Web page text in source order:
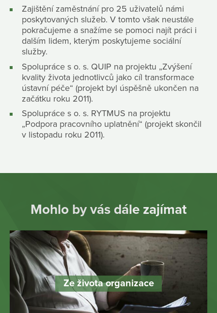
Zajištění zaměstnání pro 25 uživatelů námi
poskytovaných služeb. V tomto však neustále
pokračujeme a snažíme se pomoci najít práci i
dalším lidem, kterým poskytujeme sociální
služby.
Spolupráce s o. s. QUIP na projektu „Zvýšení
kvality života jednotlivců jako cíl transformace
ústavní péče“ (projekt byl úspěšně ukončen na
začátku roku 2011).
Spolupráce s o. s. RYTMUS na projektu
„Podpora pracovního uplatnění“ (projekt skončil
v listopadu roku 2011).
Mohlo by vás dále zajímat
Ze života organizace